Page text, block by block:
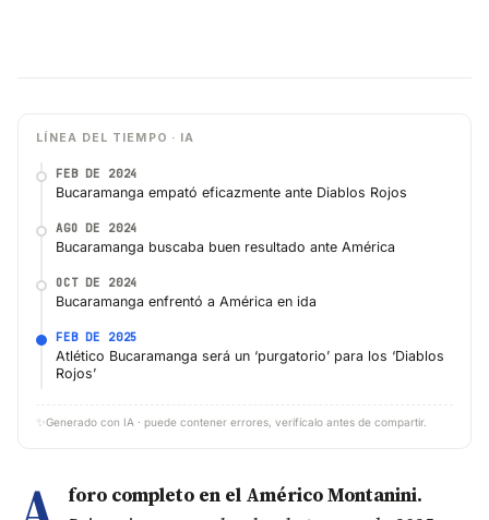
LÍNEA DEL TIEMPO · IA
FEB DE 2024
Bucaramanga empató eficazmente ante Diablos Rojos
AGO DE 2024
Bucaramanga buscaba buen resultado ante América
OCT DE 2024
Bucaramanga enfrentó a América en ida
FEB DE 2025
Atlético Bucaramanga será un ‘purgatorio’ para los ‘Diablos
Rojos’
✨ Generado con IA · puede contener errores, verifícalo antes de compartir.
foro completo en el Américo Montanini.